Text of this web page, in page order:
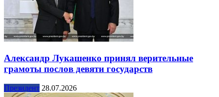
Александр Лукашенко принял верительные
грамоты послов девяти государств
Президент 28.07.2026